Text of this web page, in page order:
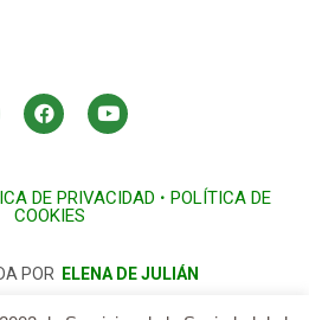
DE PRIVACIDAD • POLÍTICA DE
COOKIES
POR ELENA DE JULIÁN